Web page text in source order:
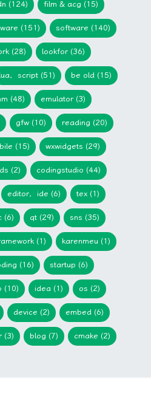
(124) film & acg (15)
(151) software (140)
(28) lookfor (36)
，script (51) be old (15)
(48) emulator (3)
gfw (10) reading (20)
(15) wxwidgets (29)
(2) codingstudio (44)
editor，ide (6) tex (1)
(6) qt (29) sns (35)
(1) karenmeu (1)
(16) startup (6)
(10) idea (1) os (2)
device (2) embed (6)
(3) blog (7) cmake (2)